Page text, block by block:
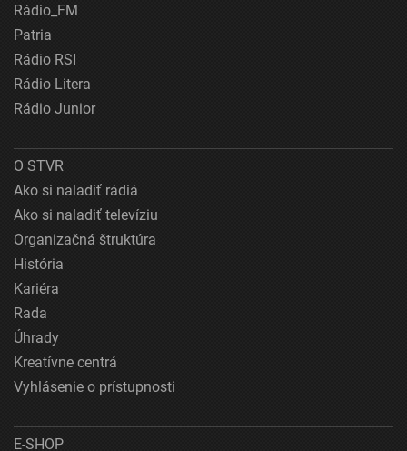
Rádio_FM
Patria
Rádio RSI
Rádio Litera
Rádio Junior
O STVR
Ako si naladiť rádiá
Ako si naladiť televíziu
Organizačná štruktúra
História
Kariéra
Rada
Úhrady
Kreatívne centrá
Vyhlásenie o prístupnosti
E-SHOP